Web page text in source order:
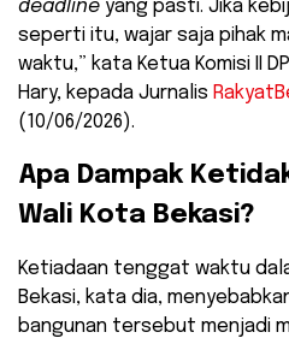
deadline yang pasti. Jika
seperti itu, wajar saja pihak
waktu,” kata Ketua Komisi II
Hary, kepada Jurnalis
(10/06/2026).
​Apa Dampak
Wali Kota Bekasi?
​Ketiadaan tenggat waktu
Bekasi, kata dia,
bangunan tersebut menjadi